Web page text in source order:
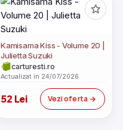
Kamisama Kiss - Volume 20 |
Julietta Suzuki
carturesti.ro
Actualizat in 24/07/2026
52 Lei Vezi oferta